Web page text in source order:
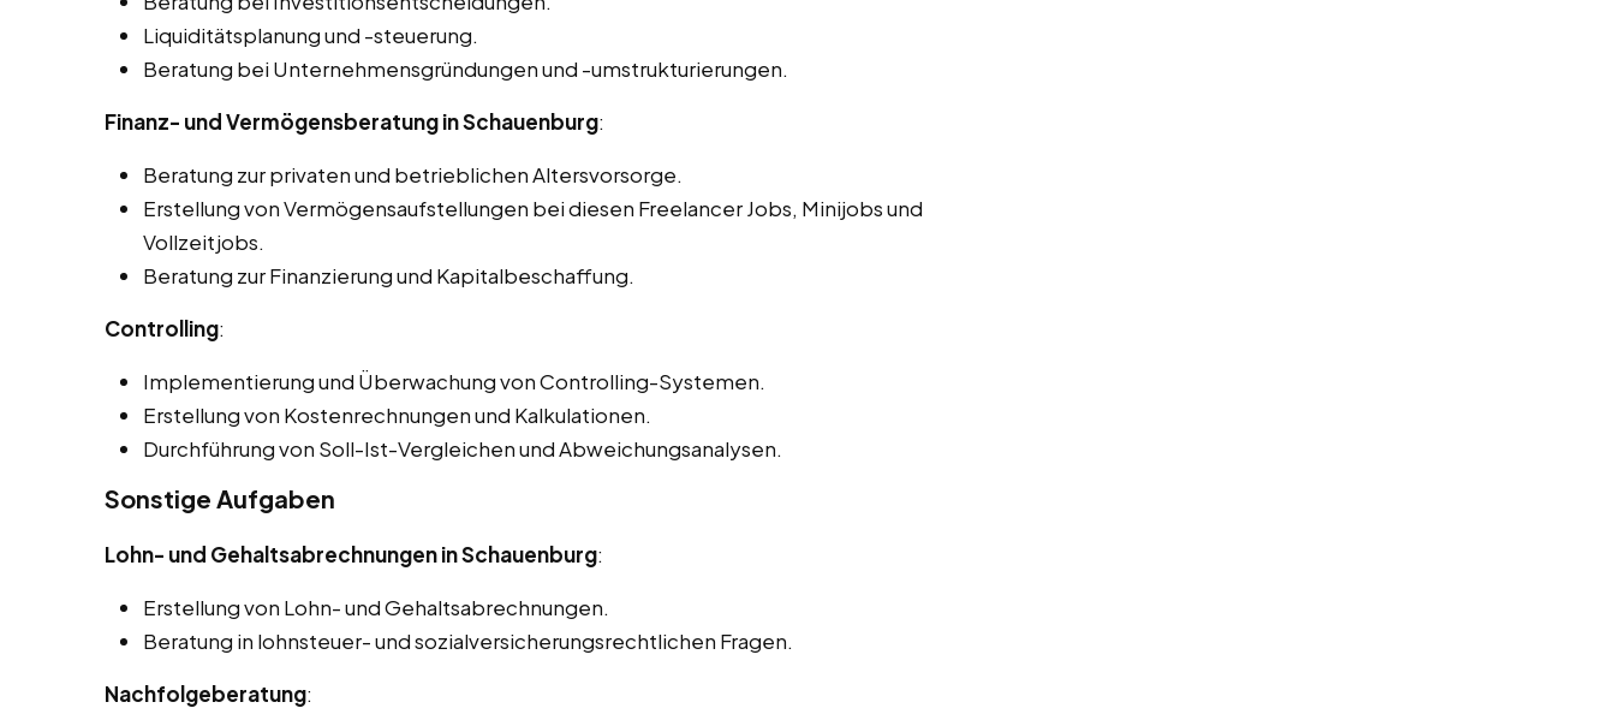
Liquiditätsplanung und -steuerung.
Beratung bei Unternehmensgründungen und -umstrukturierungen.
Finanz- und Vermögensberatung in Schauenburg:
Beratung zur privaten und betrieblichen Altersvorsorge.
Erstellung von Vermögensaufstellungen bei diesen Freelancer Jobs, Minijobs und
Vollzeitjobs.
Beratung zur Finanzierung und Kapitalbeschaffung.
Controlling:
Implementierung und Überwachung von Controlling-Systemen.
Erstellung von Kostenrechnungen und Kalkulationen.
Durchführung von Soll-Ist-Vergleichen und Abweichungsanalysen.
Sonstige Aufgaben
Lohn- und Gehaltsabrechnungen in Schauenburg:
Erstellung von Lohn- und Gehaltsabrechnungen.
Beratung in lohnsteuer- und sozialversicherungsrechtlichen Fragen.
Nachfolgeberatung: